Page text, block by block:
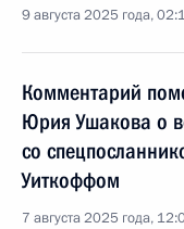
9 августа 2025 года,
Комментарий
Юрия Ушакова о
со
Уиткоффом
7 августа 2025 года,